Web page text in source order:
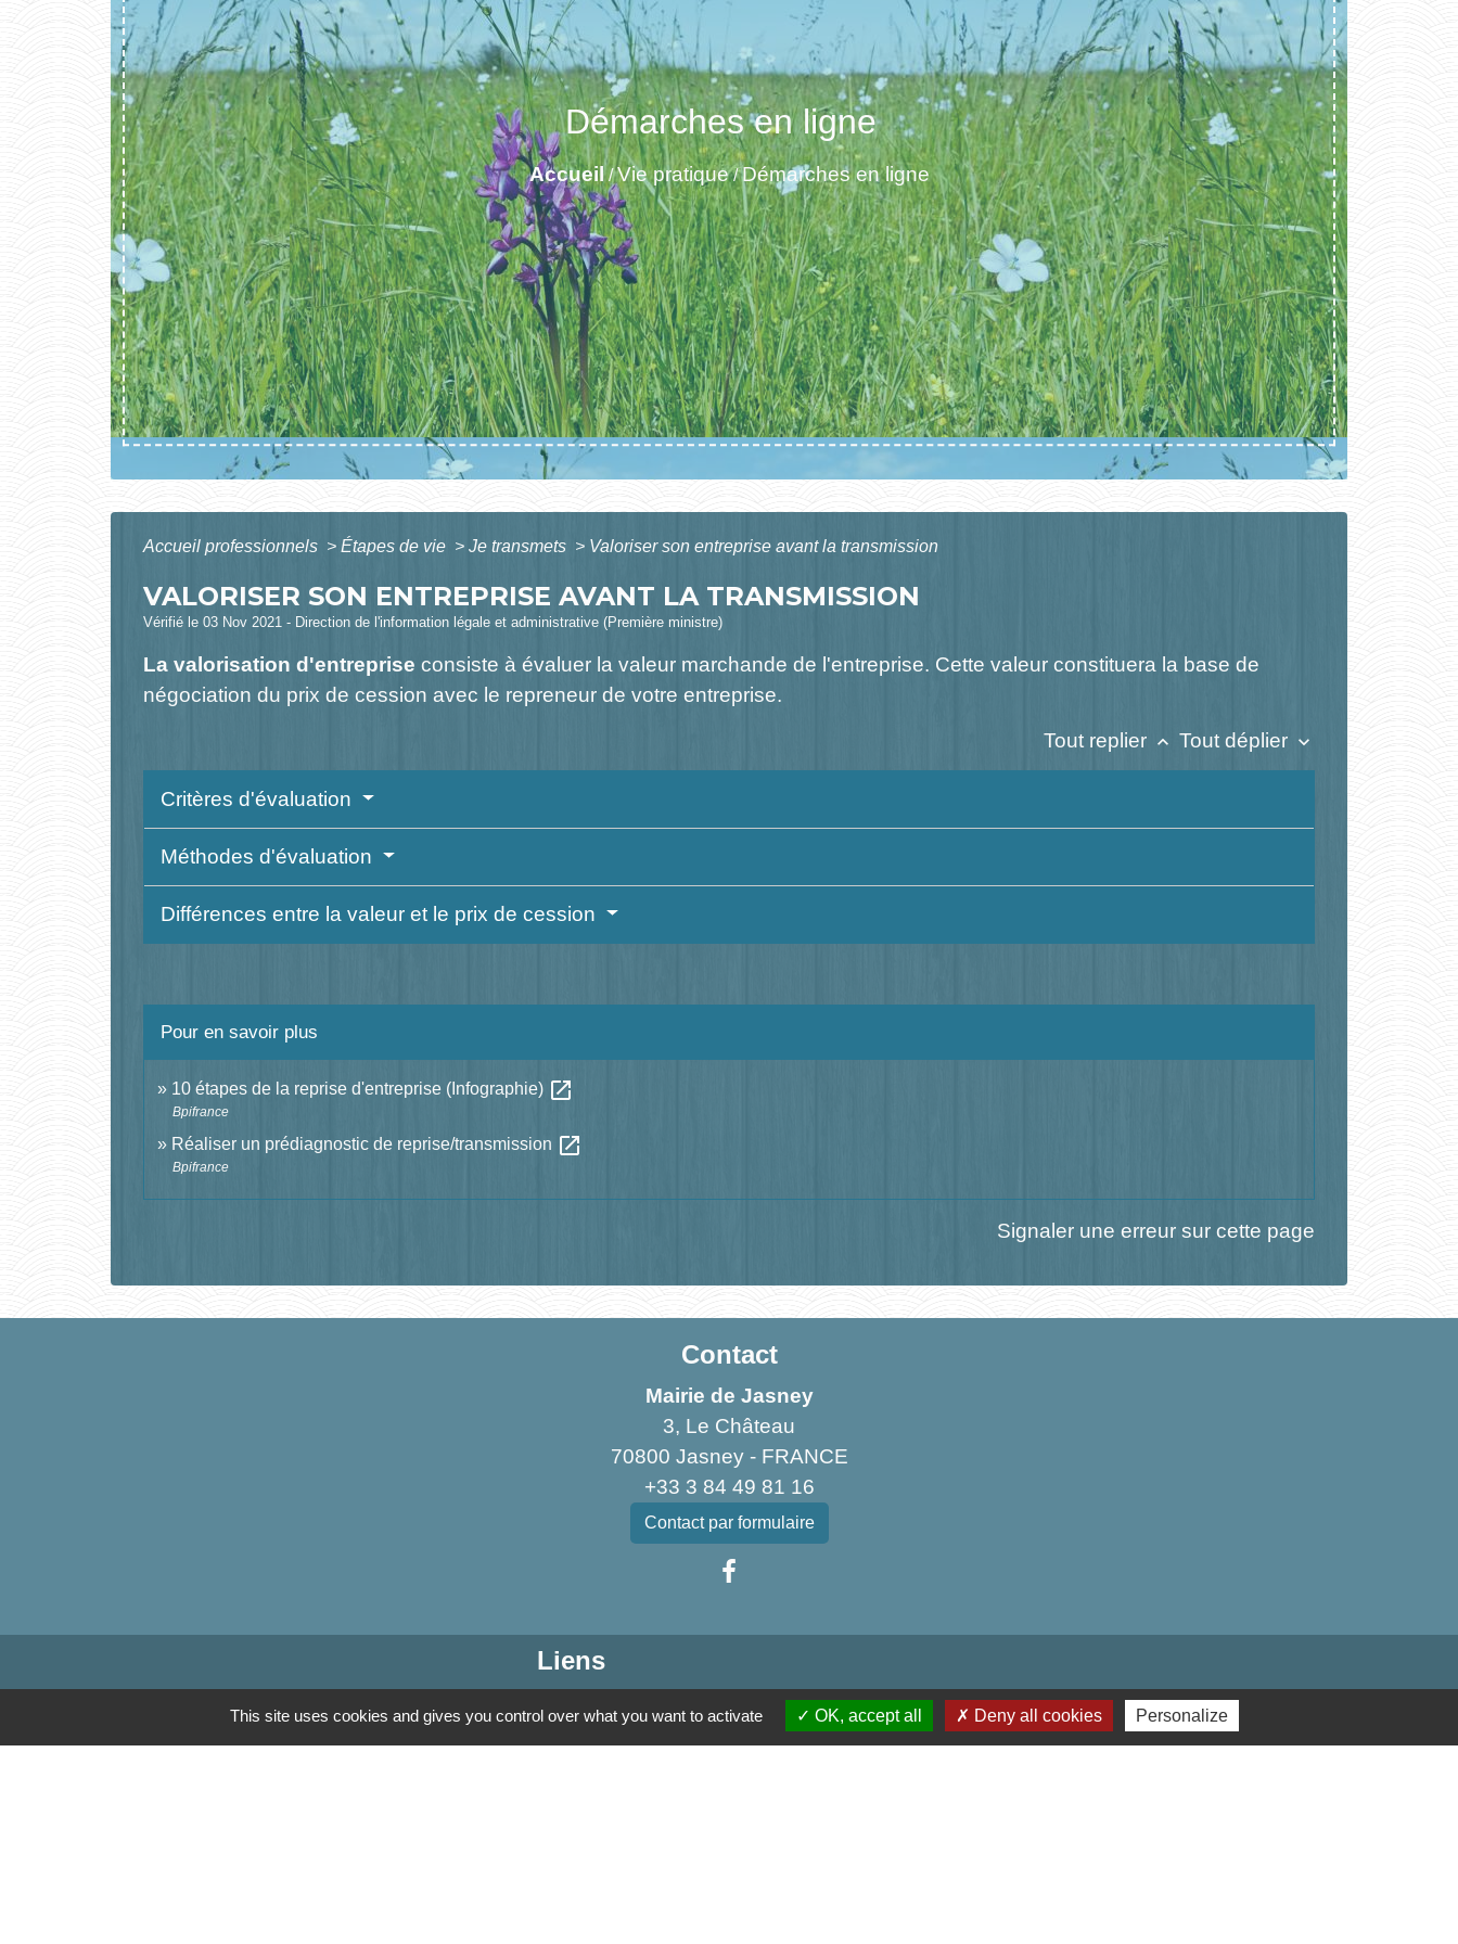
Démarches en ligne
Accueil/Vie pratique/Démarches en ligne
Accueil professionnels > Étapes de vie > Je transmets > Valoriser son entreprise avant la transmission
VALORISER SON ENTREPRISE AVANT LA TRANSMISSION
Vérifié le 03 Nov 2021 - Direction de l'information légale et administrative (Première ministre)
La valorisation d'entreprise consiste à évaluer la valeur marchande de l'entreprise. Cette valeur constituera la base de
négociation du prix de cession avec le repreneur de votre entreprise.
Tout replier keyboard_arrow_up Tout déplier keyboard_arrow_down
Critères d'évaluation
Méthodes d'évaluation
Différences entre la valeur et le prix de cession
Pour en savoir plus
10 étapes de la reprise d'entreprise (Infographie) open_in_new
Bpifrance
Réaliser un prédiagnostic de reprise/transmission open_in_new
Bpifrance
Signaler une erreur sur cette page
Contact
Mairie de Jasney
3, Le Château
70800 Jasney - FRANCE
+33 3 84 49 81 16
Contact par formulaire
Liens
Communauté de Communes de la Haute Comté
OT Luxeuil Vosges du Sud
This site uses cookies and gives you control over what you want to activate OK, accept all Deny all cookies Personalize